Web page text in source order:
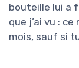
bouteille lui a
que j’ai vu :
mois, sauf si